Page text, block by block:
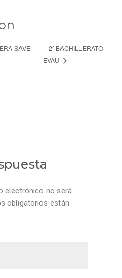
SAVE
2º BACHILLERATO
EVAU
electrónico no será
obligatorios están